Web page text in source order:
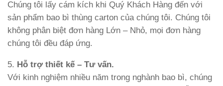
Chúng tôi lấy cám kích khi Quý Khách Hàng đến với
sản phẩm bao bì thùng carton của chúng tôi. Chúng tôi
không phân biệt đơn hàng Lớn – Nhỏ, mọi đơn hàng
chúng tôi đều đáp ứng.
5. Hỗ trợ thiết kế – Tư vấn.
Với kinh nghiệm nhiều năm trong nghành bao bì, chúng